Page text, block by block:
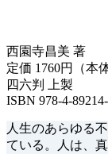
西園寺昌美 著
定価 1760円（本
四六判 上製
ISBN 978-4-
人生のあらゆる
ている。人は、